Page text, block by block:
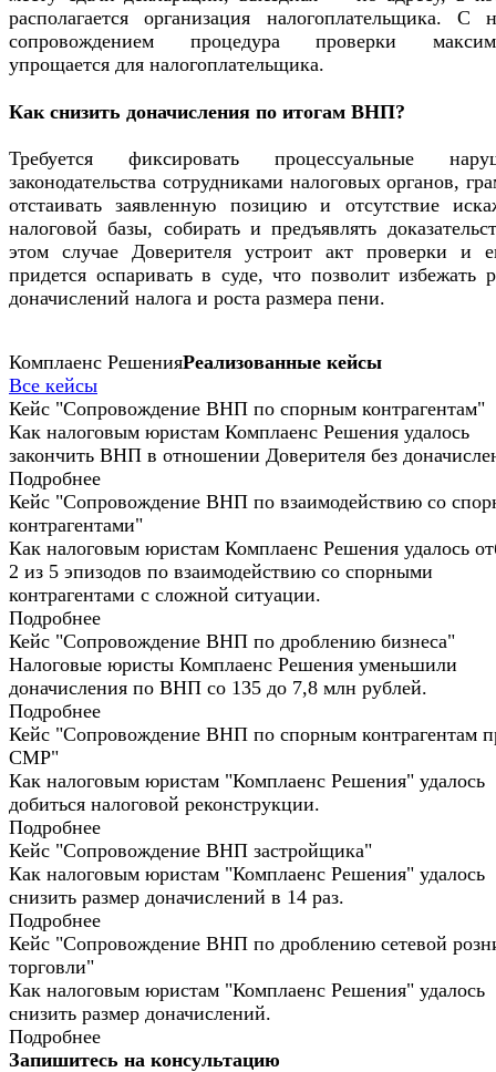
располагается организация налогоплательщика. С
сопровождением процедура проверки
упрощается для налогоплательщика.
Как снизить доначисления по итогам ВНП?
Требуется фиксировать процессуальные
законодательства сотрудниками налоговых органов,
отстаивать заявленную позицию и отсутствие
налоговой базы, собирать и предъявлять
этом случае Доверителя устроит акт проверки и
придется оспаривать в суде, что позволит избежать
доначислений налога и роста размера пени.
Комплаенс РешенияРеализованные кейсы
Все кейсы
Кейс "Сопровождение ВНП по спорным контрагентам"
Как налоговым юристам Комплаенс Решения удалось
закончить ВНП в отношении Доверителя без
Подробнее
Кейс "Сопровождение ВНП по взаимодействию со
контрагентами"
Как налоговым юристам Комплаенс Решения удалось
2 из 5 эпизодов по взаимодействию со спорными
контрагентами с сложной ситуации.
Подробнее
Кейс "Сопровождение ВНП по дроблению бизнеса"
Налоговые юристы Комплаенс Решения уменьшили
доначисления по ВНП со 135 до 7,8 млн рублей.
Подробнее
Кейс "Сопровождение ВНП по спорным контрагентам
СМР"
Как налоговым юристам "Комплаенс Решения" удалось
добиться налоговой реконструкции.
Подробнее
Кейс "Сопровождение ВНП застройщика"
Как налоговым юристам "Комплаенс Решения" удалось
снизить размер доначислений в 14 раз.
Подробнее
Кейс "Сопровождение ВНП по дроблению сетевой
торговли"
Как налоговым юристам "Комплаенс Решения" удалось
снизить размер доначислений.
Подробнее
Запишитесь на консультацию